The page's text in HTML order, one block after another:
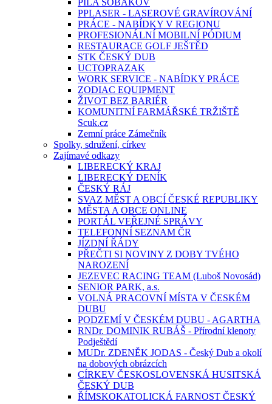
PILA SOBÁKOV
PPLASER - LASEROVÉ GRAVÍROVÁNÍ
PRÁCE - NABÍDKY V REGIONU
PROFESIONÁLNÍ MOBILNÍ PÓDIUM
RESTAURACE GOLF JEŠTĚD
STK ČESKÝ DUB
UCTOPRAZAK
WORK SERVICE - NABÍDKY PRÁCE
ZODIAC EQUIPMENT
ŽIVOT BEZ BARIÉR
KOMUNITNÍ FARMÁŘSKÉ TRŽIŠTĚ
Scuk.cz
Zemní práce Zámečník
Spolky, sdružení, církev
Zajímavé odkazy
LIBERECKÝ KRAJ
LIBERECKÝ DENÍK
ČESKÝ RÁJ
SVAZ MĚST A OBCÍ ČESKÉ REPUBLIKY
MĚSTA A OBCE ONLINE
PORTÁL VEŘEJNÉ SPRÁVY
TELEFONNÍ SEZNAM ČR
JÍZDNÍ ŘÁDY
PŘEČTI SI NOVINY Z DOBY TVÉHO
NAROZENÍ
JEZEVEC RACING TEAM (Luboš Novosád)
SENIOR PARK, a.s.
VOLNÁ PRACOVNÍ MÍSTA V ČESKÉM
DUBU
PODZEMÍ V ČESKÉM DUBU - AGARTHA
RNDr. DOMINIK RUBÁŠ - Přírodní klenoty
Podještědí
MUDr. ZDENĚK JODAS - Český Dub a okolí
na dobových obrázcích
CÍRKEV ČESKOSLOVENSKÁ HUSITSKÁ
ČESKÝ DUB
ŘÍMSKOKATOLICKÁ FARNOST ČESKÝ